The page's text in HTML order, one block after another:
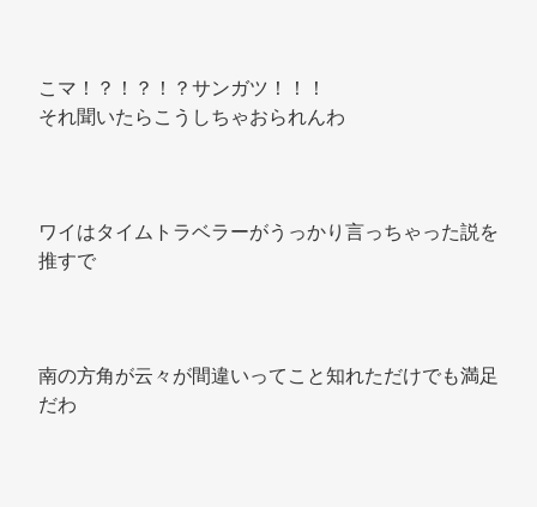
こマ！？！？！？サンガツ！！！
それ聞いたらこうしちゃおられんわ
ワイはタイムトラベラーがうっかり言っちゃった説を
推すで
南の方角が云々が間違いってこと知れただけでも満足
だわ